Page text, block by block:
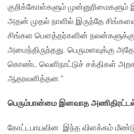
குறிக்கோள்களும்
அதன் முதல் நாளில் இருந்தே
சிங்கள பௌத்தர்களின்
அமைந்திருந்தது. பெருமளவுக்கு
கொண்ட வெளிநாட்டுச் சக்திகள்
ஆதரவளித்தன.”
பெரும்பான்மை இனவாத
கோட்டபாயவின இந்த விளக்கம்